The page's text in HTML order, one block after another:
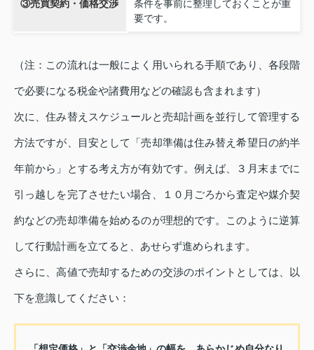
③売買契約・価格交渉
条件を事前に整理しておくことが重
要です。
（注：この流れは一般によく用いられる手順であり、各段階
で必要になる税金や諸費用などの確認も含まれます）
次に、住み替えスケジュールと売却計画を並行して管理する
方法ですが、目安として「売却準備は住み替え希望日の約半
年前から」とする考え方が有効です。例えば、３月末までに
引っ越しを完了させたい場合、１０月ごろから査定や媒介契
約などの売却準備を始めるのが理想的です。このように逆算
して行動計画を立てると、あせらず進められます。
さらに、高値で売却するための交渉のポイントとしては、以
下を意識してください：